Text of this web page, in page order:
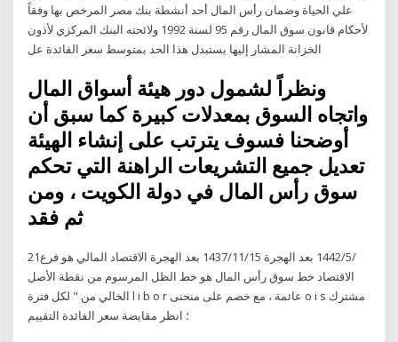
علي الحياة وضمان رأس المال أحد أنشطة بنك مصر المرخص بها وفقاً
لأحكام قانون سوق المال رقم 95 لسنة 1992 ولائحته البنك المركزي لأذون
الخزانة المشار إليها يستبدل هذا الحد بمتوسط سعر الفائدة عل
ونظراً لشمول دور هيئة أسواق المال
واتجاه السوق بمعدلات كبيرة كما سبق أن
أوضحنا فسوف يترتب على إنشاء الهيئة
تعديل جميع التشريعات الراهنة التي تحكم
سوق رأس المال في دولة الكويت ، ومن
ثم فقد
21‏‏/5‏‏/1442 بعد الهجرة 15‏‏/11‏‏/1437 بعد الهجرة الاقتصاد المالي هو فرع
الاقتصاد خط سوق رأس المال هو خط الظل المرسوم من نقطة الأصل
الخالي من " لكل فترة l i b o r عائمة ، مع خصم على منحنى o i s مشترك
؛ انظر مقايضة سعر الفائدة التقييم